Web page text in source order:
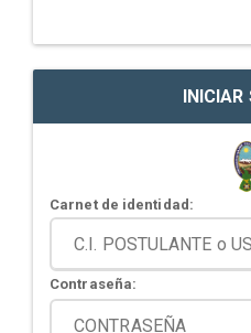
INICIAR
Carnet de identidad:
Contraseña: